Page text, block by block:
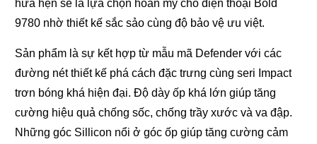
hứa hẹn sẽ là lựa chọn hoàn mỹ cho điện thoại Bold
9780 nhờ thiết kế sắc sảo cùng độ bảo vệ ưu việt.
Sản phẩm là sự kết hợp từ mẫu mã Defender với các
đường nét thiết kế phá cách đặc trưng cùng seri Impact
trơn bóng khá hiện đại. Độ dày ốp khá lớn giúp tăng
cường hiệu quả chống sốc, chống trầy xước và va đập.
Những góc Sillicon nổi ở góc ốp giúp tăng cường cảm